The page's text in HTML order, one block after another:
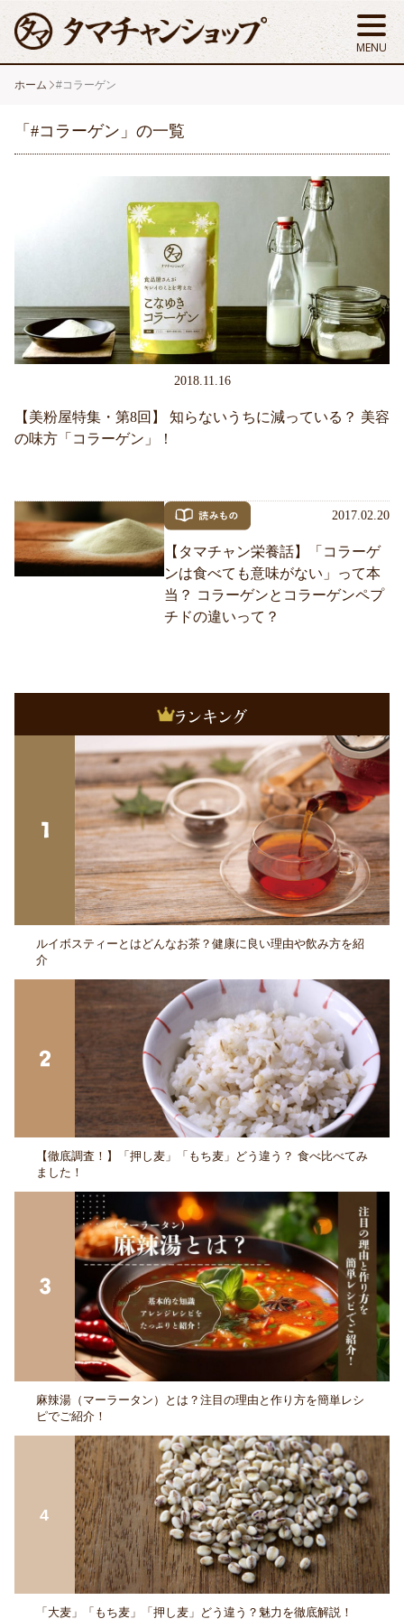
ホーム #コラーゲン
「#コラーゲン」の一覧
2018.11.16
【美粉屋特集・第8回】 知らないうちに減っている？ 美容
の味方「コラーゲン」！
2017.02.20
【タマチャン栄養話】「コラーゲ
ンは食べても意味がない」って本
当？ コラーゲンとコラーゲンペプ
チドの違いって？
ルイボスティーとはどんなお茶？健康に良い理由や飲み方を紹
介
【徹底調査！】「押し麦」「もち麦」どう違う？ 食べ比べてみ
ました！
麻辣湯（マーラータン）とは？注目の理由と作り方を簡単レシ
ピでご紹介！
「大麦」「もち麦」「押し麦」どう違う？魅力を徹底解説！